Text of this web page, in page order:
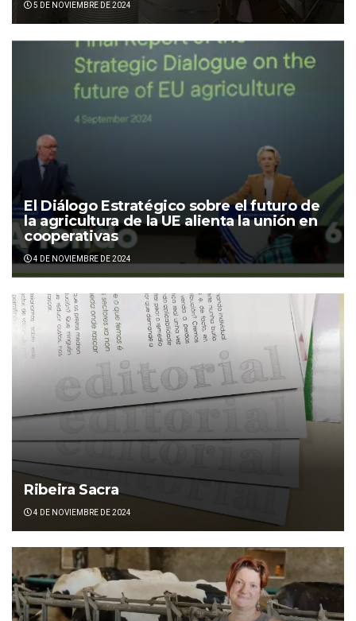
5 DE NOVIEMBRE DE 2024
El Diálogo Estratégico sobre el futuro de
la agricultura de la UE alienta la unión en
cooperativas
4 DE NOVIEMBRE DE 2024
Ribeira Sacra
4 DE NOVIEMBRE DE 2024